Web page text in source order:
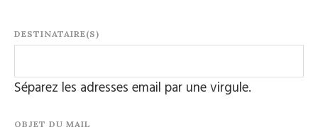
DESTINATAIRE(S)
Séparez les adresses email par une virgule.
OBJET DU MAIL